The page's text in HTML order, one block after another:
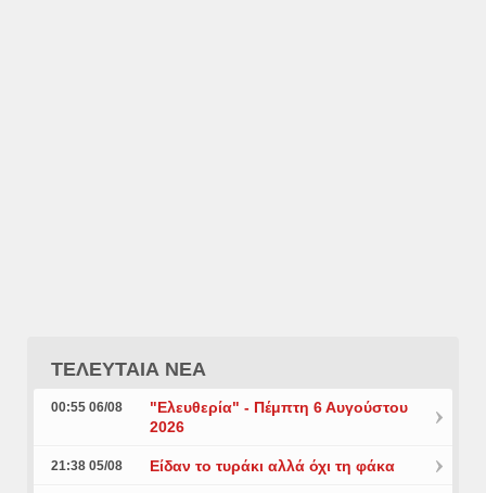
ΤΕΛΕΥΤΑΙΑ ΝΕΑ
00:55 06/08
"Ελευθερία" - Πέμπτη 6 Αυγούστου
2026
21:38 05/08 Είδαν το τυράκι αλλά όχι τη φάκα